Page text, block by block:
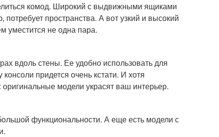
комод. Широкий с выдвижными ящиками
пространства. А вот узкий и высокий
уместится не одна пара.
вдоль стены. Ее удобно использовать для
придется очень кстати. И хотя
модели украсят ваш интерьер.
функциональности. А еще есть модели с